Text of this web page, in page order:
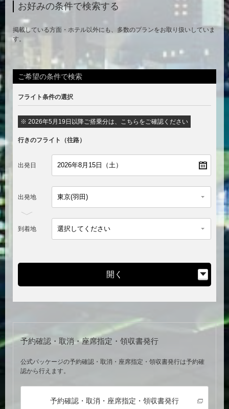
お好みの条件で検索する
掲載している方面・ホテル以外にも、多数のプランをお取り扱いしていま
す。
ご希望の条件で検索
フライト条件の選択
※ 2026年5月19日以降ご搭乗分は、こちらをご確認ください
行きのフライト（往路）
出発日
出発地
到着地
開く
予約確認・取消・座席指定・領収書発行
予約確認・取消・座席指定・領収書発行
公式パッケージの予約確認・取消・座席指定・領収書発行は予約確
認から行えます。